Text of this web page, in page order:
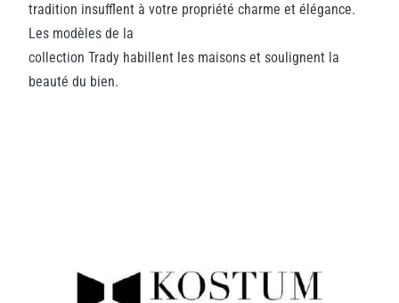
tradition insufflent à votre propriété charme et élégance.
Les modèles de la
collection Trady habillent les maisons et soulignent la
beauté du bien.